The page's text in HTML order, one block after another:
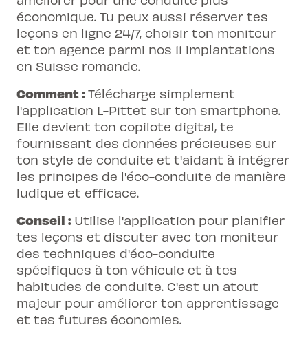
économique. Tu peux aussi réserver tes
leçons en ligne 24/7, choisir ton moniteur
et ton agence parmi nos 11 implantations
en Suisse romande.
Comment : Télécharge simplement
l'application L-Pittet sur ton smartphone.
Elle devient ton copilote digital, te
fournissant des données précieuses sur
ton style de conduite et t'aidant à intégrer
les principes de l'éco-conduite de manière
ludique et efficace.
Conseil : Utilise l'application pour planifier
tes leçons et discuter avec ton moniteur
des techniques d'éco-conduite
spécifiques à ton véhicule et à tes
habitudes de conduite. C'est un atout
majeur pour améliorer ton apprentissage
et tes futures économies.